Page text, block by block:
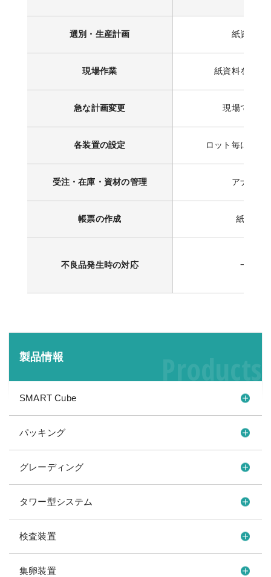
選別・生産計画 紙資料を
現場作業 紙資料を見な
急な計画変更 現場で柔軟
各装置の設定 ロット毎に手動
受注・在庫・資材の管理 アナログ
帳票の作成 紙に手
不良品発生時の対応 一斉調
製品情報
SMART Cube
パッキング
グレーディング
タワー型システム
検査装置
集卵装置